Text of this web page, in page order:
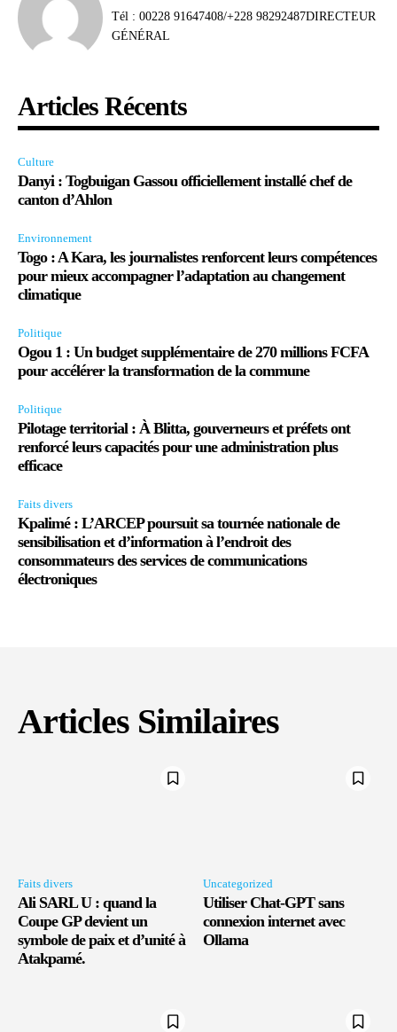
Tél : 00228 91647408/+228 98292487DIRECTEUR
GÉNÉRAL
Articles Récents
Culture
Danyi : Togbuigan Gassou officiellement installé chef de
canton d’Ahlon
Environnement
Togo : A Kara, les journalistes renforcent leurs compétences
pour mieux accompagner l’adaptation au changement
climatique
Politique
Ogou 1 : Un budget supplémentaire de 270 millions FCFA
pour accélérer la transformation de la commune
Politique
Pilotage territorial : À Blitta, gouverneurs et préfets ont
renforcé leurs capacités pour une administration plus
efficace
Faits divers
Kpalimé : L’ARCEP poursuit sa tournée nationale de
sensibilisation et d’information à l’endroit des
consommateurs des services de communications
électroniques
Articles Similaires
Faits divers
Ali SARL U : quand la
Coupe GP devient un
symbole de paix et d’unité à
Atakpamé.
Uncategorized
Utiliser Chat-GPT sans
connexion internet avec
Ollama